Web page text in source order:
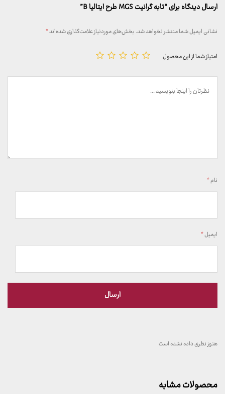
ارسال دیدگاه برای “تابه گرانیت MGS طرح ایتالیا B”
نشانی ایمیل شما منتشر نخواهد شد.بخش‌های موردنیاز علامت‌گذاری شده‌اند*
امتیاز شما از این محصول
نام*
ایمیل*
هنوز نظری داده نشده است
محصولات مشابه